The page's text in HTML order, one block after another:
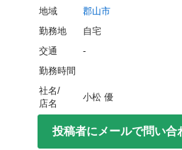
地域
郡山市
勤務地
自宅
交通
-
勤務時間
社名/
店名
小松 優
投稿者にメールで問い合